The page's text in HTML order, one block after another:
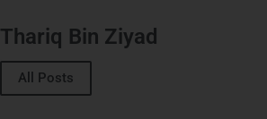
Thariq Bin Ziyad
All Posts